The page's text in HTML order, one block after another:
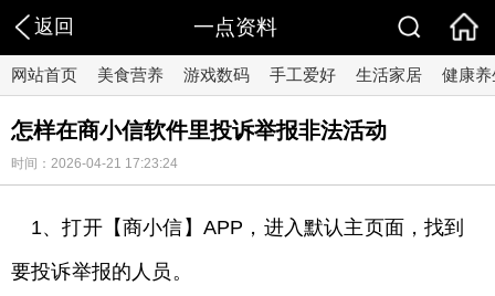
返回 一点资料
网站首页 美食营养 游戏数码 手工爱好 生活家居 健康养
怎样在商小信软件里投诉举报非法活动
时间：2026-04-21 17:23:24
1、打开【商小信】APP，进入默认主页面，找到
要投诉举报的人员。